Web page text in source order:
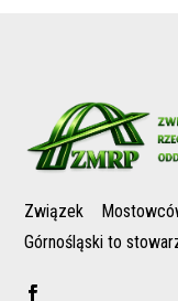
Związek
Górnośląski to